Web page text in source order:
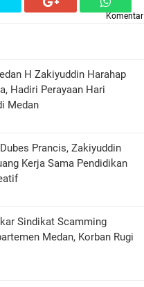
Komentar
H Zakiyuddin Harahap
Hadiri Perayaan Hari
Medan
Prancis, Zakiyuddin
Kerja Sama Pendidikan
Sindikat Scamming
Medan, Korban Rugi